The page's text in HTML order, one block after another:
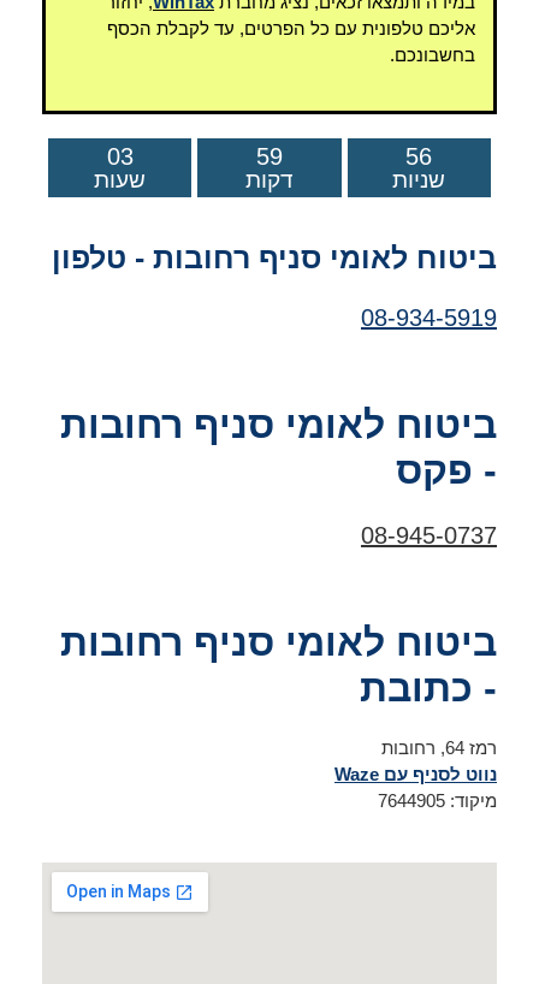
אליכם טלפונית עם כל הפרטים, עד לקבלת הכסף
בחשבונכם.
03
שעות
59
דקות
56
שניות
ביטוח לאומי סניף רחובות - טלפון
08-934-5919
ביטוח לאומי סניף רחובות
- פקס
08-945-0737
ביטוח לאומי סניף רחובות
- כתובת
רמז 64, רחובות
נווט לסניף עם Waze
מיקוד: 7644905